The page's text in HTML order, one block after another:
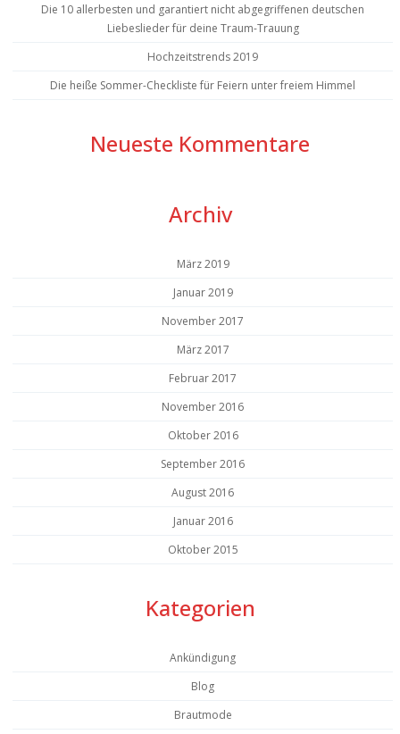
Die 10 allerbesten und garantiert nicht abgegriffenen deutschen
Liebeslieder für deine Traum-Trauung
Hochzeitstrends 2019
Die heiße Sommer-Checkliste für Feiern unter freiem Himmel
Neueste Kommentare
Archiv
März 2019
Januar 2019
November 2017
März 2017
Februar 2017
November 2016
Oktober 2016
September 2016
August 2016
Januar 2016
Oktober 2015
Kategorien
Ankündigung
Blog
Brautmode